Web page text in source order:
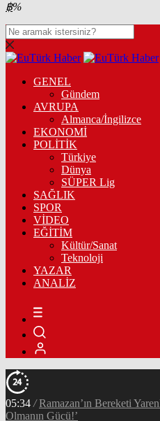
฿%
GENEL
Gündem
AVRUPA
Almanca/İngilizce
EKONOMİ
POLİTİK
Türkiye
Dünya
SÜPER Lig
SAĞLIK
SPOR
VİDEO
EĞİTİM
Kültür/Sanat
Teknoloji
YAZAR
ANALİZ
05:34 / Ramazan’ın Bereketi
Olmanın Gücü!’